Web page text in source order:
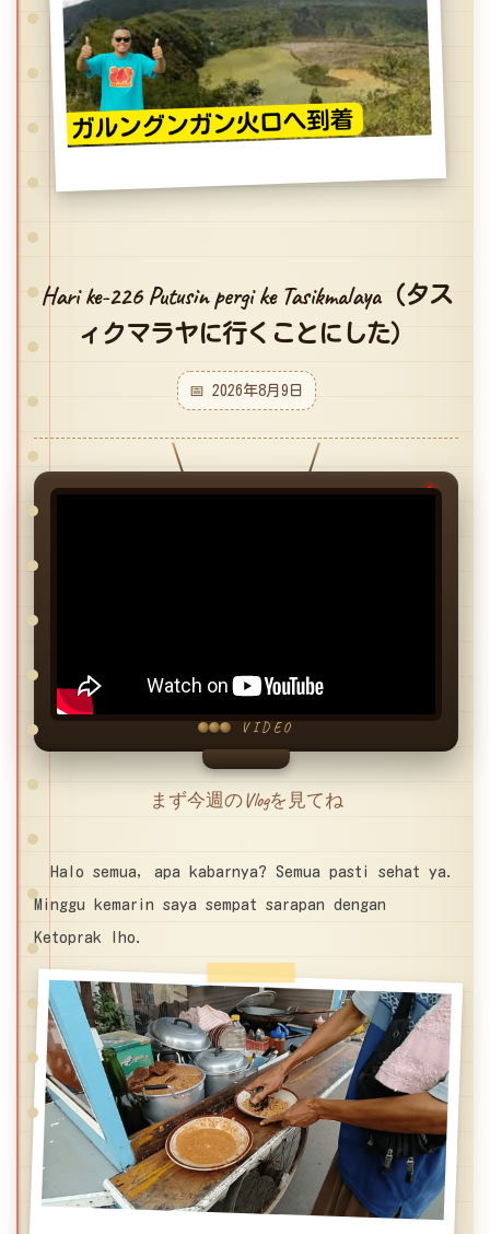
Hari ke-226 Putusin pergi ke Tasikmalaya（タス
ィクマラヤに行くことにした）
📅 2026年8月9日
VIDEO
まず今週のVlogを見てね
Halo semua, apa kabarnya? Semua pasti sehat ya.
Minggu kemarin saya sempat sarapan dengan
Ketoprak lho.